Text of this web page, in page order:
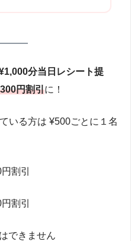
分当日レシート提
円割引に！
いる方は ¥500ごとに１名
割引
割引
できません